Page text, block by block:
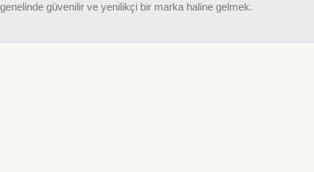
genelinde güvenilir ve yenilikçi bir marka haline gelmek.